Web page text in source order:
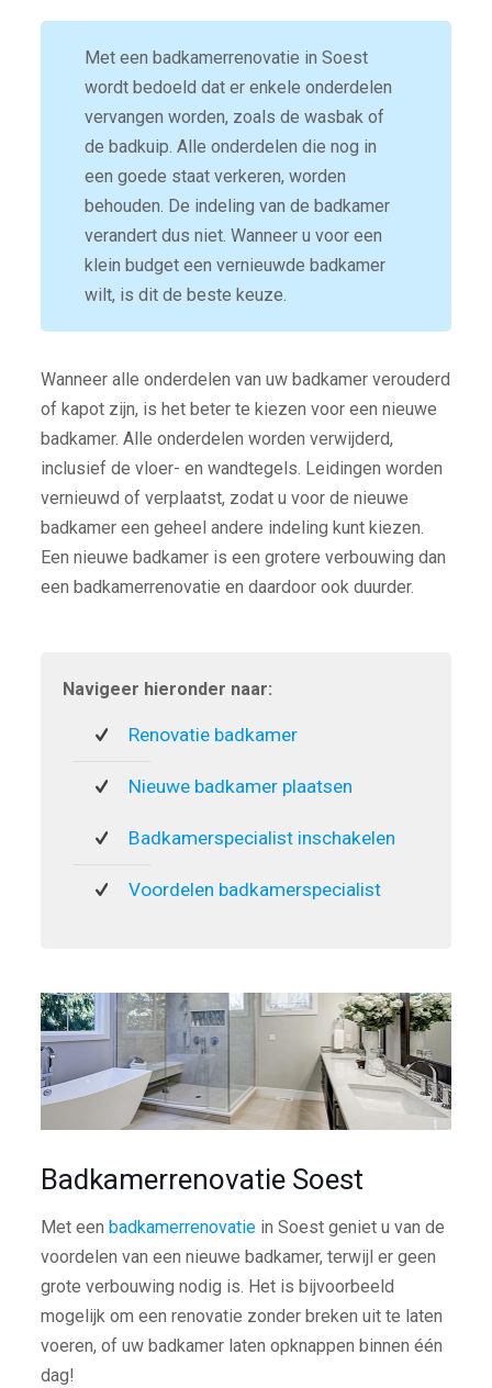
Met een badkamerrenovatie in Soest
wordt bedoeld dat er enkele onderdelen
vervangen worden, zoals de wasbak of
de badkuip. Alle onderdelen die nog in
een goede staat verkeren, worden
behouden. De indeling van de badkamer
verandert dus niet. Wanneer u voor een
klein budget een vernieuwde badkamer
wilt, is dit de beste keuze.
Wanneer alle onderdelen van uw badkamer verouderd
of kapot zijn, is het beter te kiezen voor een nieuwe
badkamer. Alle onderdelen worden verwijderd,
inclusief de vloer- en wandtegels. Leidingen worden
vernieuwd of verplaatst, zodat u voor de nieuwe
badkamer een geheel andere indeling kunt kiezen.
Een nieuwe badkamer is een grotere verbouwing dan
een badkamerrenovatie en daardoor ook duurder.
Navigeer hieronder naar:
Renovatie badkamer
Nieuwe badkamer plaatsen
Badkamerspecialist inschakelen
Voordelen badkamerspecialist
Badkamerrenovatie Soest
Met een badkamerrenovatiein Soest geniet u van de
voordelen van een nieuwe badkamer, terwijl er geen
grote verbouwing nodig is. Het is bijvoorbeeld
mogelijk om een renovatie zonder breken uit te laten
voeren, of uw badkamer laten opknappen binnen één
dag!